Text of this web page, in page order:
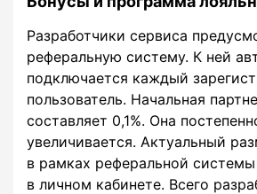
Разработчики сервиса
реферальную систему. К ней
подключается каждый
пользователь. Начальная
составляет 0,1%. Она
увеличивается. Актуальный
в рамках реферальной
в личном кабинете. Всего